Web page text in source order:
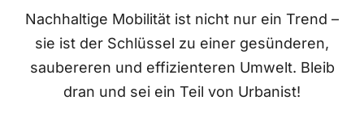
Nachhaltige Mobilität ist nicht nur ein Trend –
sie ist der Schlüssel zu einer gesünderen,
saubereren und effizienteren Umwelt. Bleib
dran und sei ein Teil von Urbanist!